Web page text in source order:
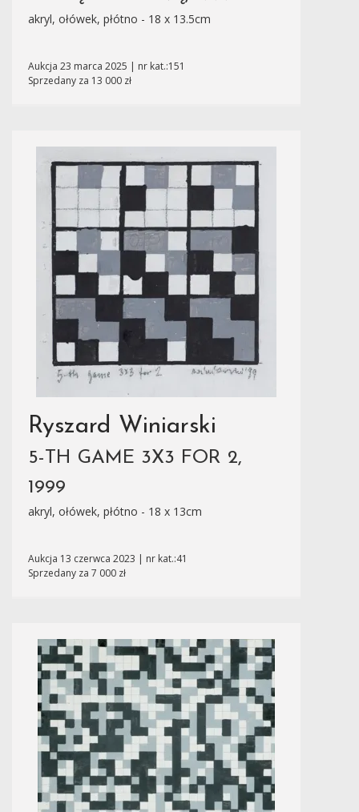
akryl, ołówek, płótno - 18 x 13.5cm
Aukcja 23 marca 2025 | nr kat.:151
Sprzedany za 13 000 zł
Ryszard Winiarski
5-TH GAME 3X3 FOR 2,
1999
akryl, ołówek, płótno - 18 x 13cm
Aukcja 13 czerwca 2023 | nr kat.:41
Sprzedany za 7 000 zł